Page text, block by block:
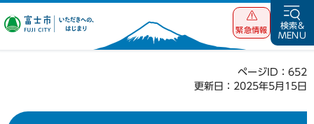
富士市 いただ
緊急情報
検索&
MENU
ページID：652
更新日：2025年5月15日